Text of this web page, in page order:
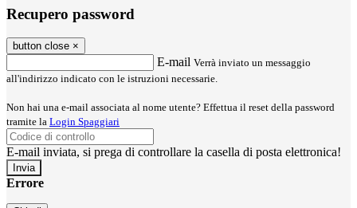
Recupero password
button close ×
E-mail Verrà inviato un messaggio
all'indirizzo indicato con le istruzioni necessarie.
Non hai una e-mail associata al nome utente? Effettua il reset della password
tramite la Login Spaggiari
E-mail inviata, si prega di controllare la casella di posta elettronica!
Errore